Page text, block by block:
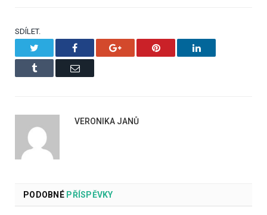
SDÍLET.
Facebook Google+ Pinterest LinkedIn
Tumblr Email
VERONIKA JANŮ
PODOBNÉPŘÍSPĚVKY